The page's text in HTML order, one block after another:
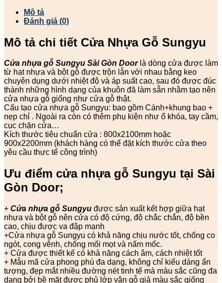
Mô tả
Đánh giá (0)
Mô tả chi tiết Cửa Nhựa Gỗ Sungyu
Cửa nhựa gỗ Sungyu Sài Gòn Doorlà dòng cửa được làm
từ hạt nhựa và bột gỗ được trộn lẫn với nhau bằng keo
chuyên dụng dưới nhiệt độ và áp suất cao, sau đó được đúc
thành những hình dạng của khuôn đã làm sẵn nhằm tạo nên
cửa nhựa gỗ giống như cửa gỗ thật.
Cấu tạo cửa nhựa gỗ Sungyu: bao gồm Cánh+khung bao +
nẹp chỉ . Ngoài ra còn có thêm phụ kiện như ổ khóa, tay cầm,
cục chặn cửa…
Kích thước tiêu chuẩn cửa : 800x2100mm hoặc
900x2200mm (khách hàng có thể đặt kích thước cửa theo
yêu cầu thực tế công trình)
Ưu điểm cửa nhựa gỗ Sungyu tại Sài
Gòn Door;
+ Cửa nhựa gỗ Sungyu được sản xuất kết hợp giữa hạt
nhựa và bột gỗ nên cửa có độ cứng, độ chắc chắn, độ bền
cao, chịu được va đập mạnh
+Cửa nhựa gỗ Sungyu có khả năng chịu nước tốt, chống co
ngót, cong vênh, chống mối mọt và nấm mốc.
+ Cửa được thiết kế có khả năng cách âm, cách nhiệt tốt
+ Mẫu mã cửa phong phú đa dạng, không chỉ kiểu dáng ấn
tượng, đẹp mắt nhiều đường nét tinh tế mà màu sắc cũng đa
dạng bởi bề mặt được phủ lớp vân gỗ giả màu sắc giống